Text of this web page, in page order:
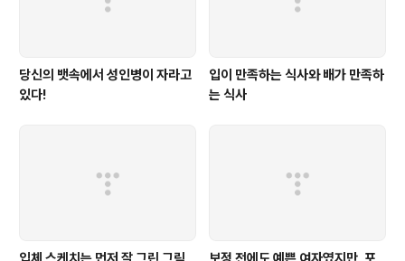
당신의 뱃속에서 성인병이 자라고
있다!
입이 만족하는 식사와 배가 만족하
는 식사